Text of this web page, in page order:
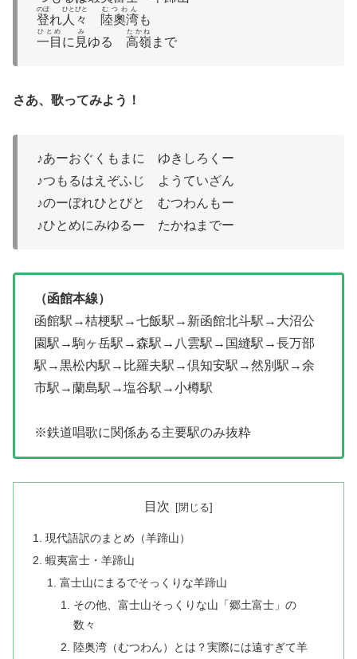
登
のぼ
れ人々
ひとびと
陸奧湾
むつわん
も
一目
ひとめ
に 見
み
ゆる 高嶺
たかね
まで
さあ、歌ってみよう！
♪あーおぐくもまに ゆきしろくー
♪つもるはえぞふじ ようていざん
♪のーぼれひとびと むつわんもー
♪ひとめにみゆるー たかねまでー
（函館本線）
函館駅→桔梗駅→七飯駅→新函館北斗駅→大沼公
園駅→駒ヶ岳駅→森駅→八雲駅→国縫駅→長万部
駅→黒松内駅→比羅夫駅→倶知安駅→然別駅→余
市駅→蘭島駅→塩谷駅→小樽駅
※鉄道唱歌に関係ある主要駅のみ抜粋
目次
現代語訳のまとめ（羊蹄山）
蝦夷富士・羊蹄山
富士山にまるでそっくりな羊蹄山
その他、富士山そっくりな山「郷土富士」の
数々
陸奥湾（むつわん）とは？実際には遠すぎて羊